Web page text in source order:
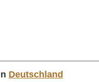
Deutschland